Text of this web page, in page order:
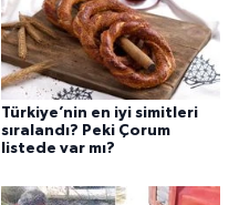
Türkiye’nin en iyi simitleri
sıralandı? Peki Çorum
listede var mı?